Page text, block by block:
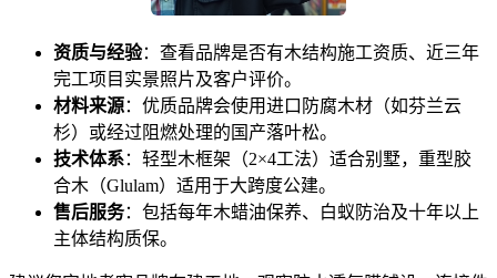
资质与经验：查看品牌是否有木结构施工资质、近三年
完工项目实景照片及客户评价。
材料来源：优质品牌会使用进口防腐木材（如芬兰云
杉）或经过阻燃处理的国产落叶松。
技术体系：轻型木框架（2×4工法）适合别墅，重型胶
合木（Glulam）适用于大跨度公建。
售后服务：包括每年木蜡油保养、白蚁防治及十年以上
主体结构质保。